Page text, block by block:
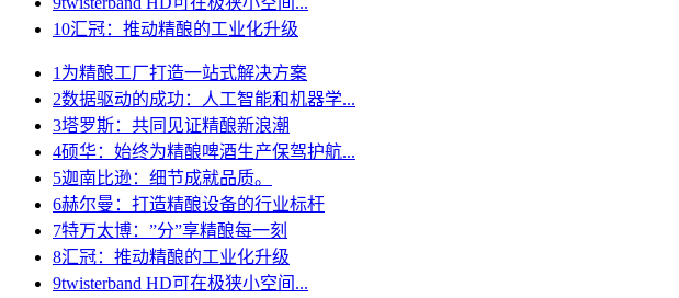
10汇冠：推动精酿的工业化升级
1 为精酿工厂打造一站式解决方案
2数据驱动的成功：人工智能和机器学...
3塔罗斯：共同见证精酿新浪潮
4硕华：始终为精酿啤酒生产保驾护航...
5迦南比逊：细节成就品质。
6赫尔曼：打造精酿设备的行业标杆
7特万太博：”分”享精酿每一刻
8汇冠：推动精酿的工业化升级
9twisterband HD可在极狭小空间...